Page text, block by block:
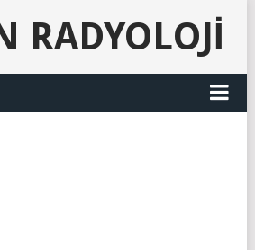
RADYOLOJI